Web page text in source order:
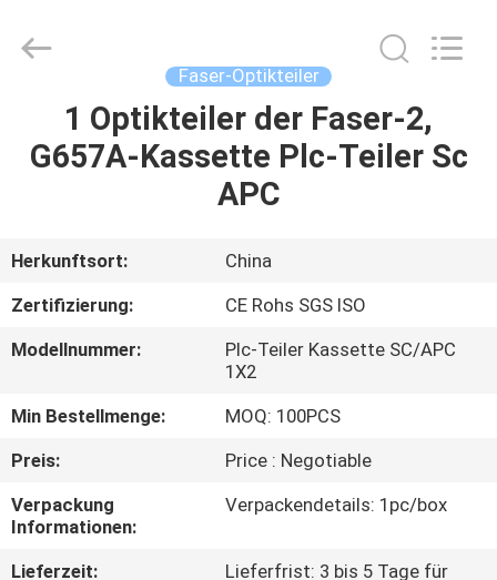
HAUS
ÜBER
UNS
FABRIK-
AUSFLUG
QUALITÄTSKONTROLLE
2021
Reserved.
Developed
Faser-Optikteiler
1 Optikteiler der Faser-2,
G657A-Kassette Plc-Teiler Sc
APC
Herkunftsort:
China
Zertifizierung:
CE Rohs SGS ISO
Modellnummer:
Plc-Teiler Kassette SC/APC
1X2
Min Bestellmenge:
MOQ: 100PCS
Preis:
Price : Negotiable
Verpackung
Informationen:
Verpackendetails: 1pc/box
Lieferzeit:
Lieferfrist: 3 bis 5 Tage für